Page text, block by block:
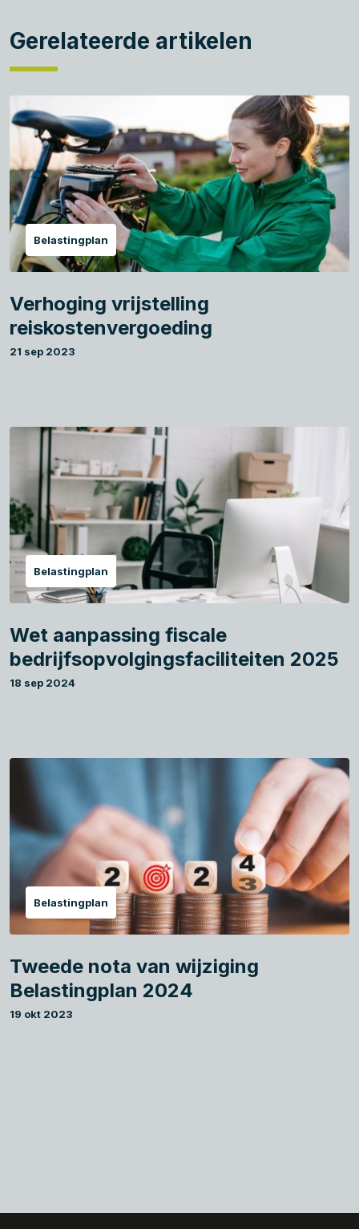
Gerelateerde artikelen
Belastingplan
Verhoging vrijstelling
reiskostenvergoeding
21 sep 2023
Belastingplan
Wet aanpassing fiscale
bedrijfsopvolgingsfaciliteiten 2025
18 sep 2024
Belastingplan
Tweede nota van wijziging
Belastingplan 2024
19 okt 2023